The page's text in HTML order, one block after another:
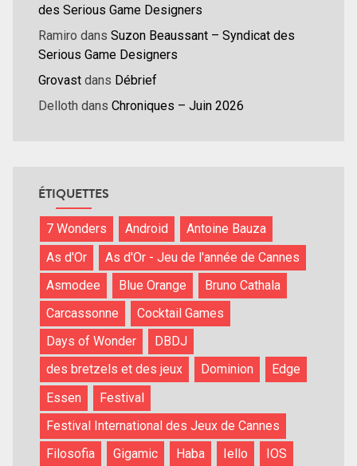
des Serious Game Designers
Ramiro dans Suzon Beaussant – Syndicat des
Serious Game Designers
Grovast dans Débrief
Delloth dans Chroniques – Juin 2026
ÉTIQUETTES
7 Wonders Android
Antoine Bauza
As d'Or
As d'Or - Jeu de l'année de Cannes
Asmodee
Blue Orange
Bruno Cathala
Carcassonne
Cocktail Games
Days of Wonder
DBDJ
des bretzels et des jeux
Dominion
Edge
Essen
Festival
Festival International des Jeux de Cannes
Filosofia
Gigamic Haba Iello
IOS